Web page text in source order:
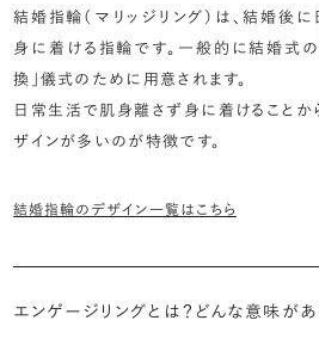
結婚指輪（マリッジリング）は、結婚後
身に着ける指輪です。一般的に結婚式
換」儀式のために用意されます。
日常生活で肌身離さず身に着けることか
ザインが多いのが特徴です。
結婚指輪のデザイン一覧はこちら
エンゲージリングとは？どんな意味が